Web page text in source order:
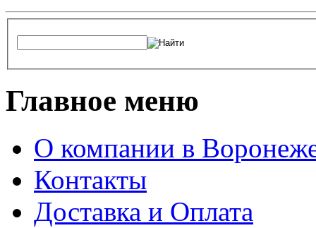
Главное меню
О компании в
Контакты
Доставка и Оплата